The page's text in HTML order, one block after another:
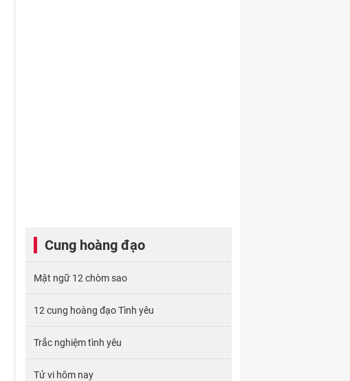
Cung hoàng đạo
Mật ngữ 12 chòm sao
12 cung hoàng đạo Tình yêu
Trắc nghiệm tình yêu
Tử vi hôm nay